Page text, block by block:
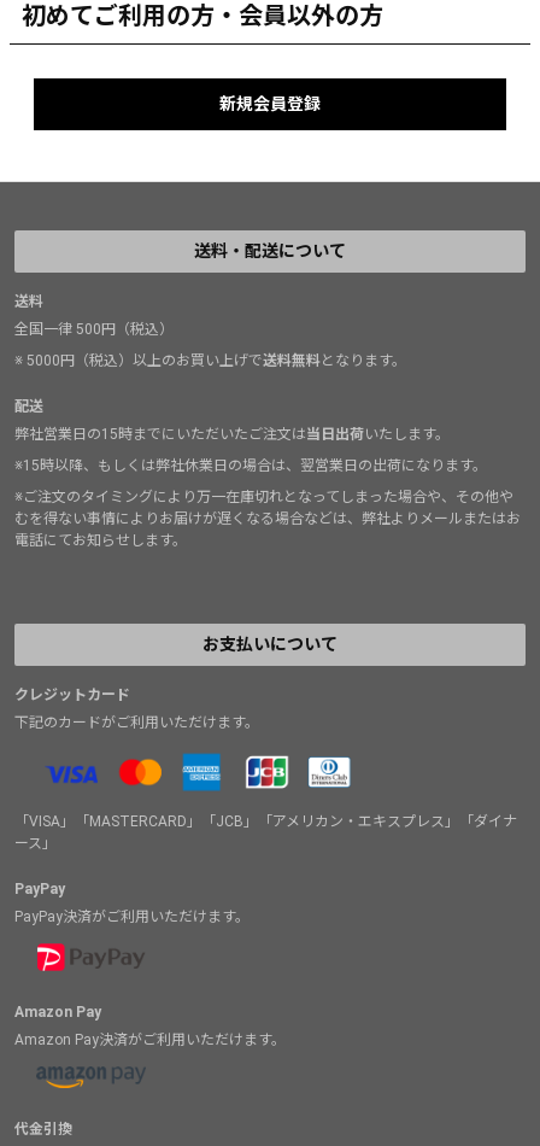
初めてご利用の方・会員以外の方
送料・配送について
送料
全国一律 500円（税込）
※ 5000円（税込）以上のお買い上げで送料無料となります。
配送
弊社営業日の15時までにいただいたご注文は当日出荷いたします。
※15時以降、もしくは弊社休業日の場合は、翌営業日の出荷になります。
※ご注文のタイミングにより万一在庫切れとなってしまった場合や、その他や
むを得ない事情によりお届けが遅くなる場合などは、弊社よりメールまたはお
電話にてお知らせします。
お支払いについて
クレジットカード
下記のカードがご利用いただけます。
「VISA」「MASTERCARD」「JCB」「アメリカン・エキスプレス」「ダイナ
ース」
PayPay
PayPay決済がご利用いただけます。
Amazon Pay
Amazon Pay決済がご利用いただけます。
代金引換